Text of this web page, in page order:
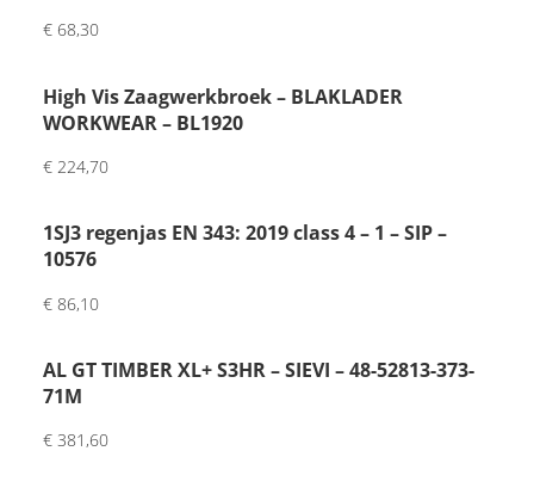
kwal
iteit
pers
met
€ 68,30
High Vis Zaagwerkbroek – BLAKLADER
WORKWEAR – BL1920
€ 224,70
1SJ3 regenjas EN 343: 2019 class 4 – 1 – SIP –
10576
€ 86,10
AL GT TIMBER XL+ S3HR – SIEVI – 48-52813-373-
71M
€ 381,60